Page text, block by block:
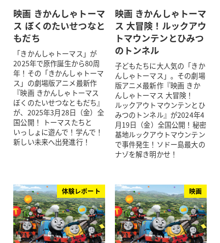
映画 きかんしゃトーマ
ス ぼくのたいせつなと
もだち
「きかんしゃトーマス」が
2025年で原作誕生から80周
年！その「きかんしゃトーマ
ス」の劇場版アニメ最新作
『映画 きかんしゃトーマス
ぼくのたいせつなともだち』
が、2025年3月28日（金）全
国公開！ トーマスたちと
いっしょに遊んで！学んで！
新しい未来へ出発進行！
映画 きかんしゃトーマ
ス 大冒険！ルックアウ
トマウンテンとひみつ
のトンネル
子どもたちに大人気の「きか
んしゃトーマス」。その劇場
版アニメ最新作『映画 きか
んしゃトーマス 大冒険！
ルックアウトマウンテンとひ
みつのトンネル』が2024年4
月19日（金）全国公開！秘密
基地ルックアウトマウンテン
で事件発生！ソドー島最大の
ナゾを解き明かせ！
体験レポート 映画